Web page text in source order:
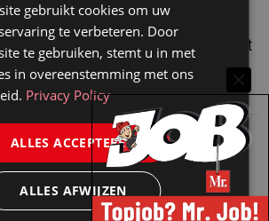
NIEUWS
van de Rechtspraak vaart
met botenparade Pride
2026
NIEUWS
info gemaakt door
Dan niet langer vertrouwelijk
juli 2026
gebruikt cookies om uw
te verbeteren. Door
te gebruiken, stemt u in met
in overeenstemming met ons
Privacy Policy
ALLES ACCEPTEREN
ALLES AFWIJZEN